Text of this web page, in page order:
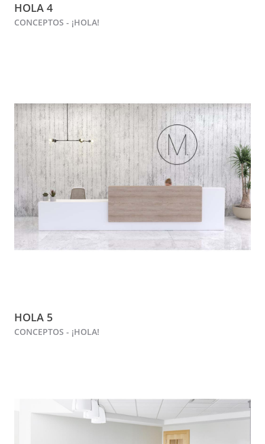
HOLA 4
CONCEPTOS - ¡HOLA!
HOLA 5
CONCEPTOS - ¡HOLA!